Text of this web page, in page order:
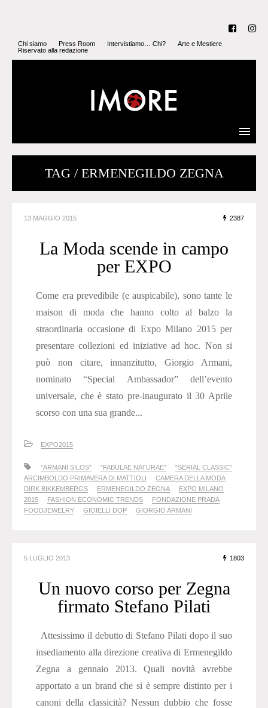
Chi siamo Press Room Intervistiamo… Chi?
Arte e Mestiere
Riservato alla redazione
TAG / ERMENEGILDO ZEGNA
13 MAGGIO 2015 2387
La Moda scende in campo
per EXPO
Come era prevedibile (e auspicabile), sono tante le
maison di moda che hanno colto al balzo la
straordinaria occasione di Expo Milano 2015 per
presentare collezioni ed iniziative ad hoc. Non si
può non citare, innanzitutto, Giorgio Armani,
nominato “Special Ambassador” dell’evento
universale, che è stato pre-inaugurato il 30 Aprile
scorso con una sua grande...
EXPO2015
"ARMANI SILOS” “FABULAE NATURAE”
“SERIAL CLASSIC”
ARCIMBOLDO PRIMAVERA DI MATTIOLI
CAMERA DELLA MODA
DIRK BIKKEMBERGS
ERMENEGILDO ZEGNA
EXPO MILANO
2015
FASHION ECONOMIC TRENDS
FONDAZIONE PRADA
FOODJEWELRY
GIOIELLI DOP GIORGIO ARMANI
5 LUGLIO 2013 1803
Un nuovo corso per Zegna
firmato Stefano Pilati
Attesissimo il debutto di Stefano Pilati dopo il suo
insediamento alla direzione creativa di Ermenegildo
Zegna a gennaio 2013. Quali novità avrebbe
apportato a un brand che si è sempre distinto per i
canoni della classicità? Nessun dubbio che fosse